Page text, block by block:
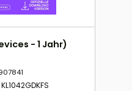
- 1 Jahr)
KL1042GDKFS